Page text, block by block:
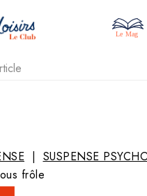
Le Mag
SUSPENSE
frôle